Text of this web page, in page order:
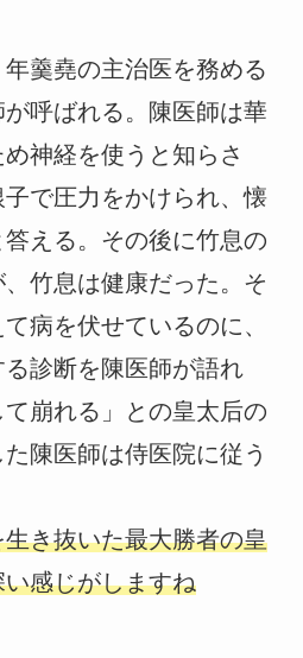
羹堯の主治医を務める
呼ばれる。陳医師は華
神経を使うと知らさ
で圧力をかけられ、懐
える。その後に竹息の
竹息は健康だった。そ
病を伏せているのに、
診断を陳医師が語れ
崩れる」との皇太后の
陳医師は侍医院に従う
き抜いた最大勝者の皇
感じがしますね